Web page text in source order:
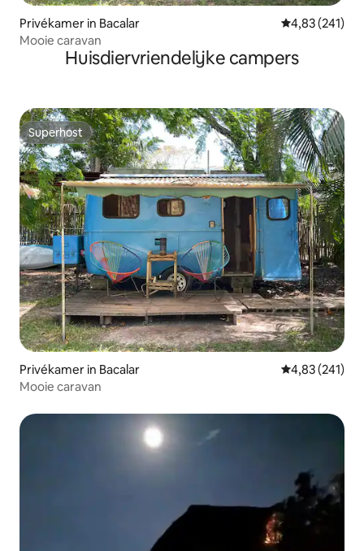
Privékamer in Bacalar Gemiddelde
4,83 (241)
Mooie caravan
Huisdiervriendelijke campers
Superhost
Superhost
Privékamer in Bacalar Gemiddelde
4,83 (241)
Mooie caravan